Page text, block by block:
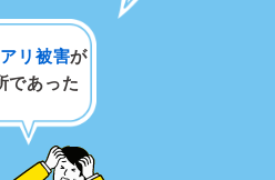
リ被害が
であった